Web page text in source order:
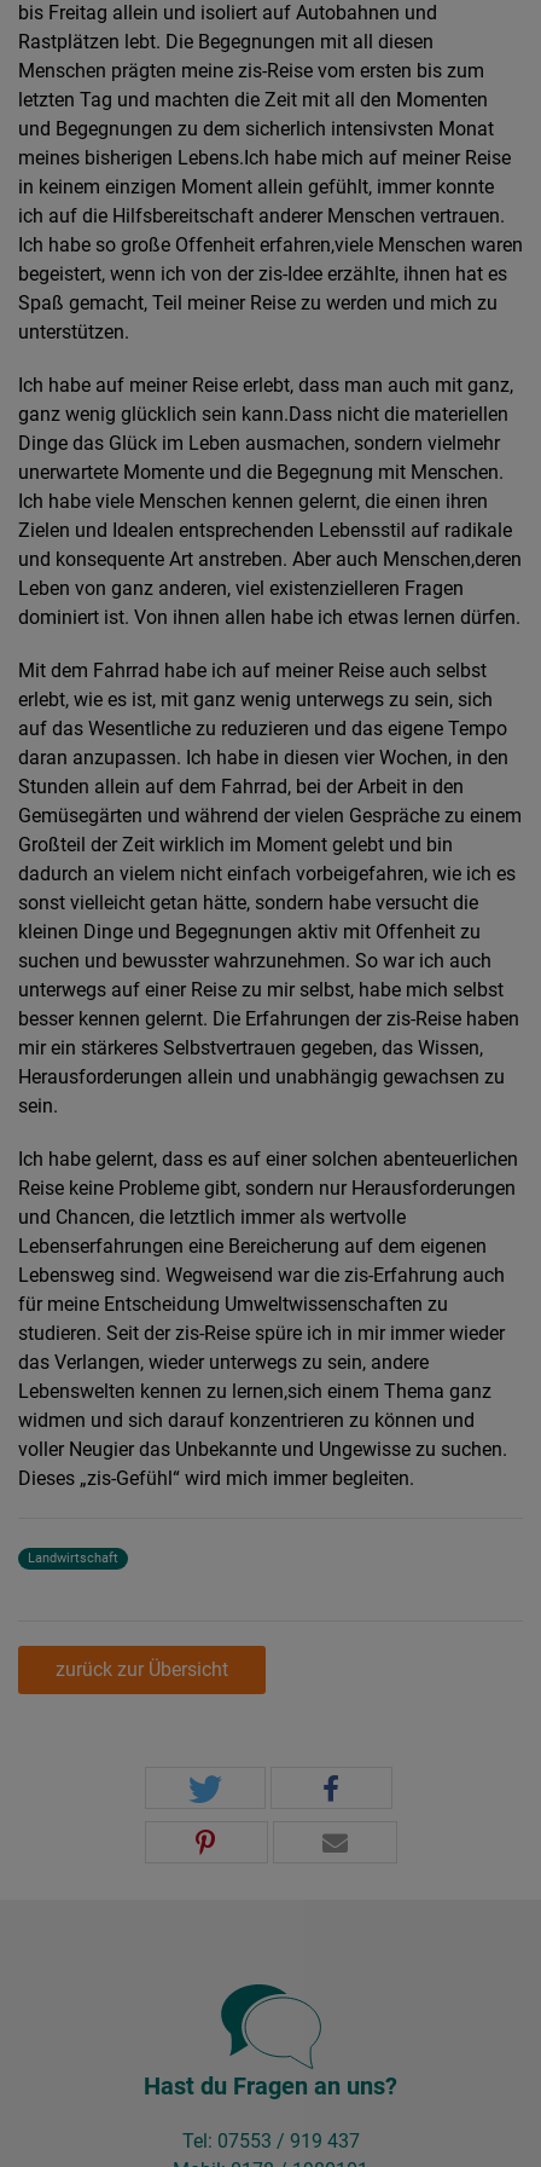
bis Freitag allein und isoliert auf Autobahnen und
Rastplätzen lebt. Die Begegnungen mit all diesen
Menschen prägten meine zis-Reise vom ersten bis zum
letzten Tag und machten die Zeit mit all den Momenten
und Begegnungen zu dem sicherlich intensivsten Monat
meines bisherigen Lebens.Ich habe mich auf meiner Reise
in keinem einzigen Moment allein gefühlt, immer konnte
ich auf die Hilfsbereitschaft anderer Menschen vertrauen.
Ich habe so große Offenheit erfahren,viele Menschen waren
begeistert, wenn ich von der zis-Idee erzählte, ihnen hat es
Spaß gemacht, Teil meiner Reise zu werden und mich zu
unterstützen.
Ich habe auf meiner Reise erlebt, dass man auch mit ganz,
ganz wenig glücklich sein kann.Dass nicht die materiellen
Dinge das Glück im Leben ausmachen, sondern vielmehr
unerwartete Momente und die Begegnung mit Menschen.
Ich habe viele Menschen kennen gelernt, die einen ihren
Zielen und Idealen entsprechenden Lebensstil auf radikale
und konsequente Art anstreben. Aber auch Menschen,deren
Leben von ganz anderen, viel existenzielleren Fragen
dominiert ist. Von ihnen allen habe ich etwas lernen dürfen.
Mit dem Fahrrad habe ich auf meiner Reise auch selbst
erlebt, wie es ist, mit ganz wenig unterwegs zu sein, sich
auf das Wesentliche zu reduzieren und das eigene Tempo
daran anzupassen. Ich habe in diesen vier Wochen, in den
Stunden allein auf dem Fahrrad, bei der Arbeit in den
Gemüsegärten und während der vielen Gespräche zu einem
Großteil der Zeit wirklich im Moment gelebt und bin
dadurch an vielem nicht einfach vorbeigefahren, wie ich es
sonst vielleicht getan hätte, sondern habe versucht die
kleinen Dinge und Begegnungen aktiv mit Offenheit zu
suchen und bewusster wahrzunehmen. So war ich auch
unterwegs auf einer Reise zu mir selbst, habe mich selbst
besser kennen gelernt. Die Erfahrungen der zis-Reise haben
mir ein stärkeres Selbstvertrauen gegeben, das Wissen,
Herausforderungen allein und unabhängig gewachsen zu
sein.
Ich habe gelernt, dass es auf einer solchen abenteuerlichen
Reise keine Probleme gibt, sondern nur Herausforderungen
und Chancen, die letztlich immer als wertvolle
Lebenserfahrungen eine Bereicherung auf dem eigenen
Lebensweg sind. Wegweisend war die zis-Erfahrung auch
für meine Entscheidung Umweltwissenschaften zu
studieren. Seit der zis-Reise spüre ich in mir immer wieder
das Verlangen, wieder unterwegs zu sein, andere
Lebenswelten kennen zu lernen,sich einem Thema ganz
widmen und sich darauf konzentrieren zu können und
voller Neugier das Unbekannte und Ungewisse zu suchen.
Dieses „zis-Gefühl“ wird mich immer begleiten.
Landwirtschaft
zurück zur Übersicht
Hast du Fragen an uns?
Tel: 07553 / 919 437